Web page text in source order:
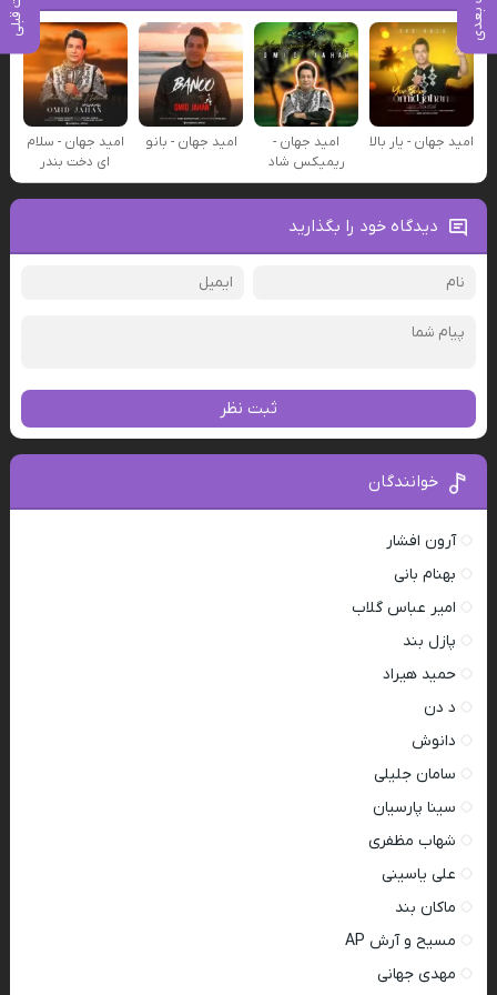
امید جهان - یار بالا
امید جهان -
ریمیکس شاد
امید جهان - بانو
امید جهان - سلام
ای دخت بندر
دیدگاه خود را بگذارید
ثبت نظر
خوانندگان
آرون افشار
بهنام بانی
امیر عباس گلاب
پازل بند
حمید هیراد
د دن
دانوش
سامان جلیلی
سینا پارسیان
شهاب مظفری
علی یاسینی
ماکان بند
مسیح و آرش AP
مهدی جهانی